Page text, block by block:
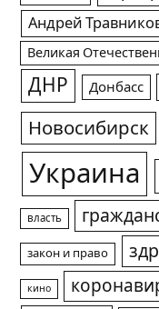
Андрей
Великая
ДНР Донбасс
Новосибирск
Украина
власть
закон и право
кино